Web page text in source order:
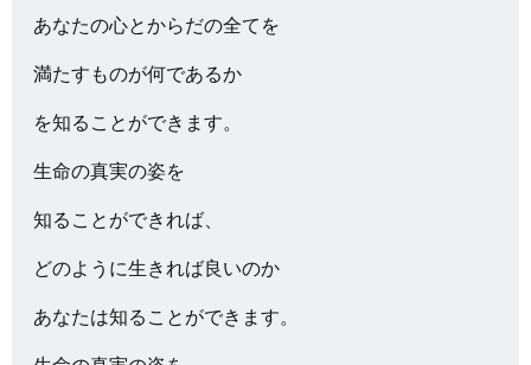
あなたの心とからだの全てを
満たすものが何であるか
を知ることができます。
生命の真実の姿を
知ることができれば、
どのように生きれば良いのか
あなたは知ることができます。